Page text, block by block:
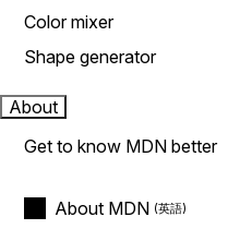
Color mixer
Shape generator
About
Get to know MDN better
About MDN